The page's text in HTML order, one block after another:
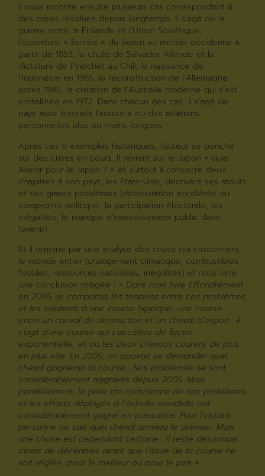
Il nous raconte ensuite plusieurs cas correspondant à
des crises résolues depuis longtemps. Il s’agit de la
guerre entre la Finlande et l’Union Soviétique,
l’ouverture « forcée » du Japon au monde occidental à
partir de 1853, la chute de Salvador Allende et la
dictature de Pinochet au Chili, la naissance de
l’Indonésie en 1965, la reconstruction de l’Allemagne
après 1945, la création de l’Australie moderne qui s’est
cristallisée en 1972. Dans chacun des cas, il s’agit de
pays avec lesquels l’auteur a eu des relations
personnelles plus ou moins longues.
Après ces 6 exemples historiques, l’auteur se penche
sur des crises en cours. Il revient sur le Japon « quel
Avenir pour le Japon ? » et surtout il consacre deux
chapitres à son pays, les Etats-Unis, décrivant ses atouts
et ses graves problèmes (détérioration accélérée du
compromis politique, la participation électorale, les
inégalités, le manque d’investissement public dans
l’avenir) .
Et il termine par une analyse des crises qui concernent
le monde entier (changement climatique, combustibles
fossiles, ressources naturelles, inégalités) et nous livre
une conclusion mitigée : «Dans mon livre Effondrement
en 2005, je comparais les tensions entre ces problèmes
et les solutions à une course hippique, une course
entre un cheval de destruction et un cheval d’espoir… il
s’agit d’une course qui s’accélère de façon
exponentielle, et ou les deux chevaux courent de plus
en plus vite. En 2005, on pouvait se demander quel
cheval gagnerait la course… Nos problèmes se sont
considérablement aggravés depuis 2005. Mais
parallèlement, la prise de conscience de nos problèmes
et les efforts déployés à l’échelle mondiale ont
considérablement gagné en puissance. Pour l’instant,
personne ne sait quel cheval arrivera le premier. Mais
une chose est cependant certaine : il reste désormais
moins de décennies avant que l’issue de la course ne
soit réglée, pour le meilleur ou pour le pire ».